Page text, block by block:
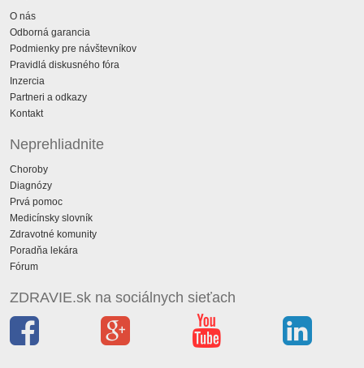
O nás
Odborná garancia
Podmienky pre návštevníkov
Pravidlá diskusného fóra
Inzercia
Partneri a odkazy
Kontakt
Neprehliadnite
Choroby
Diagnózy
Prvá pomoc
Medicínsky slovník
Zdravotné komunity
Poradňa lekára
Fórum
ZDRAVIE.sk na sociálnych sieťach